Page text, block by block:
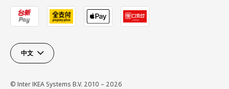
中文
© Inter IKEA Systems B.V. 2010 – 2026